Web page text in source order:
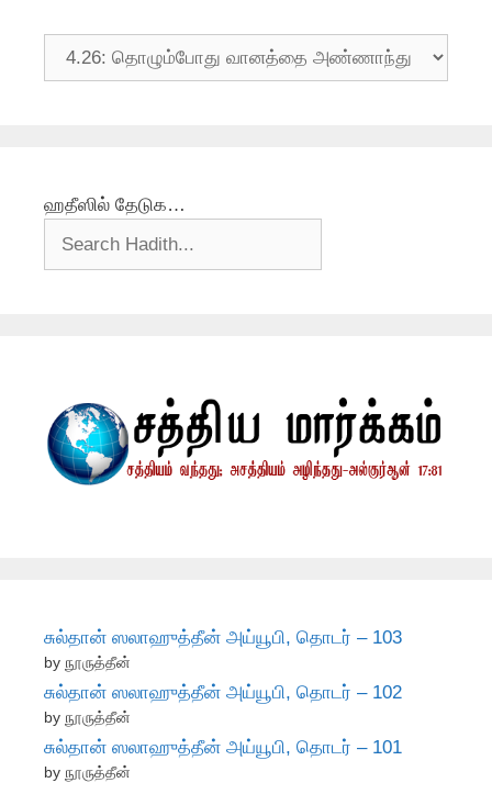
தலைப்புகள்
ஹதீஸில் தேடுக…
சுல்தான் ஸலாஹுத்தீன் அய்யூபி, தொடர் – 103
by நூருத்தீன்
சுல்தான் ஸலாஹுத்தீன் அய்யூபி, தொடர் – 102
by நூருத்தீன்
சுல்தான் ஸலாஹுத்தீன் அய்யூபி, தொடர் – 101
by நூருத்தீன்